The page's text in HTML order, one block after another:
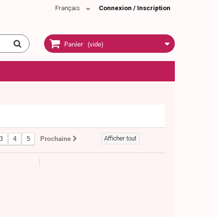
Connexion / Inscription
Français
Panier (vide)
Afficher tout
4 5 Prochaine